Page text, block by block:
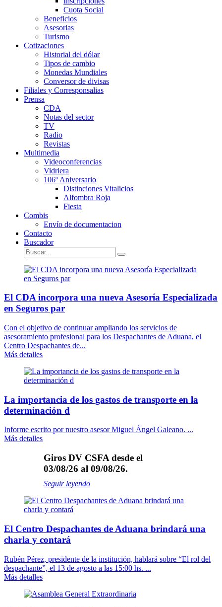
Cuota Social
Beneficios
Asesorias
Turismo
Cotizaciones
Historial del dólar
Tipos de cambio
Monedas Mundiales
Conversor de divisas
Filiales y Corresponsalias
Prensa
CDA
Notas del sector
TV
Radio
Revistas
Multimedia
Videoconferencias
Vidriera
106º Aniversario
Distinciones Vitalicios
Alfombra Roja
Fiesta
Combis
Envío de documentacion
Contacto
Buscador
El CDA incorpora una nueva Asesoría Especializada
en Seguros par
Con el objetivo de continuar ampliando los servicios de
asesoramiento profesional para los Despachantes de Aduana, el
Centro Despachantes de...
Más detalles
La importancia de los gastos de transporte en la
determinación d
Informe escrito por nuestro asesor Miguel Ángel Galeano. ...
Más detalles
Giros DV CSFA desde el
03/08/26 al 09/08/26.
Seguir leyendo
El Centro Despachantes de Aduana brindará una
charla y contará
Rubén Pérez, presidente de la institución, hablará sobre “El rol del
despachante”, el 13 de agosto a las 15:00 hs. ...
Más detalles